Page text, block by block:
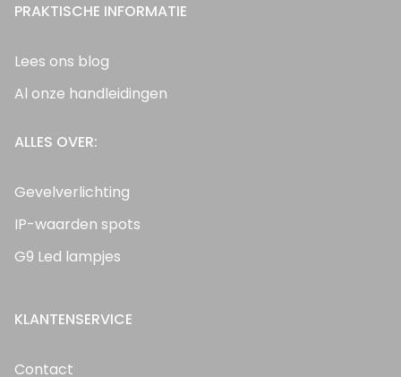
PRAKTISCHE INFORMATIE
Lees ons blog
Al onze handleidingen
ALLES OVER:
Gevelverlichting
IP-waarden spots
G9 Led lampjes
KLANTENSERVICE
Contact